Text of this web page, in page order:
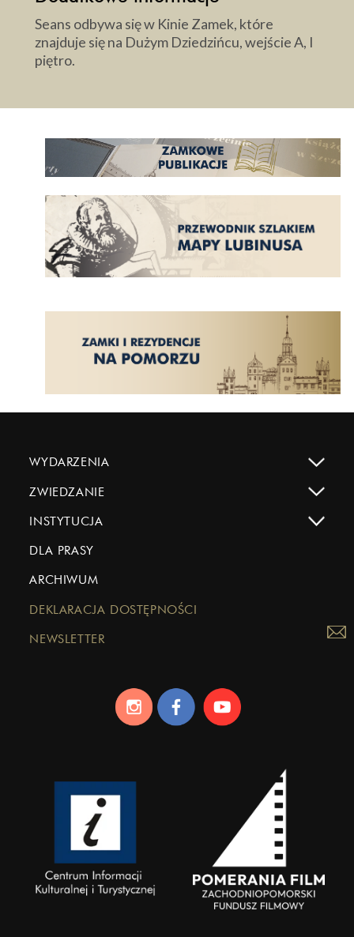
Seans odbywa się w Kinie Zamek, które
znajduje się na Dużym Dziedzińcu, wejście A, I
piętro.
WYDARZENIA
ZWIEDZANIE
INSTYTUCJA
DLA PRASY
ARCHIWUM
DEKLARACJA DOSTĘPNOŚCI
NEWSLETTER